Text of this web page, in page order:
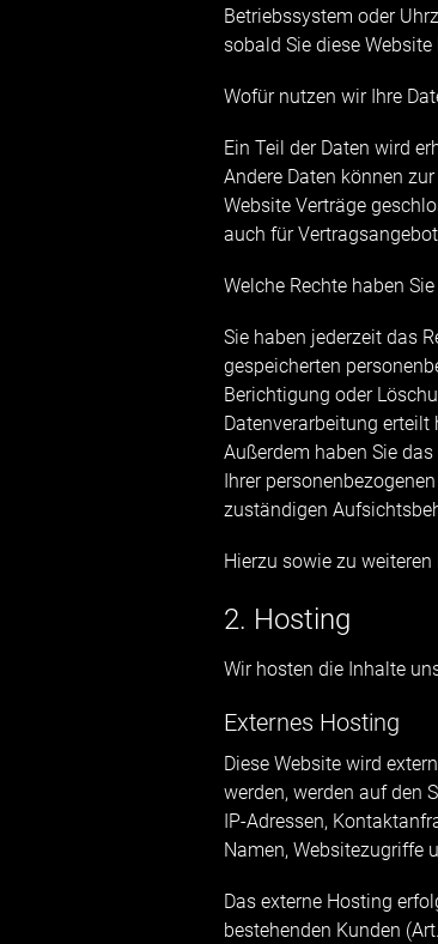
Betriebssystem oder
sobald Sie diese Website
Wofür nutzen wir Ihre
Ein Teil der Daten wird
Andere Daten können
Website Verträge
auch für
Welche Rechte haben
Sie haben jederzeit das
gespeicherten
Berichtigung oder
Datenverarbeitung
Außerdem haben Sie
Ihrer
zuständigen
Hierzu sowie zu
2. Hosting
Wir hosten die Inhalte
Externes Hosting
Diese Website wird
werden, werden auf den
IP-Adressen,
Namen, Websitezugriffe
Das externe Hosting
bestehenden Kunden